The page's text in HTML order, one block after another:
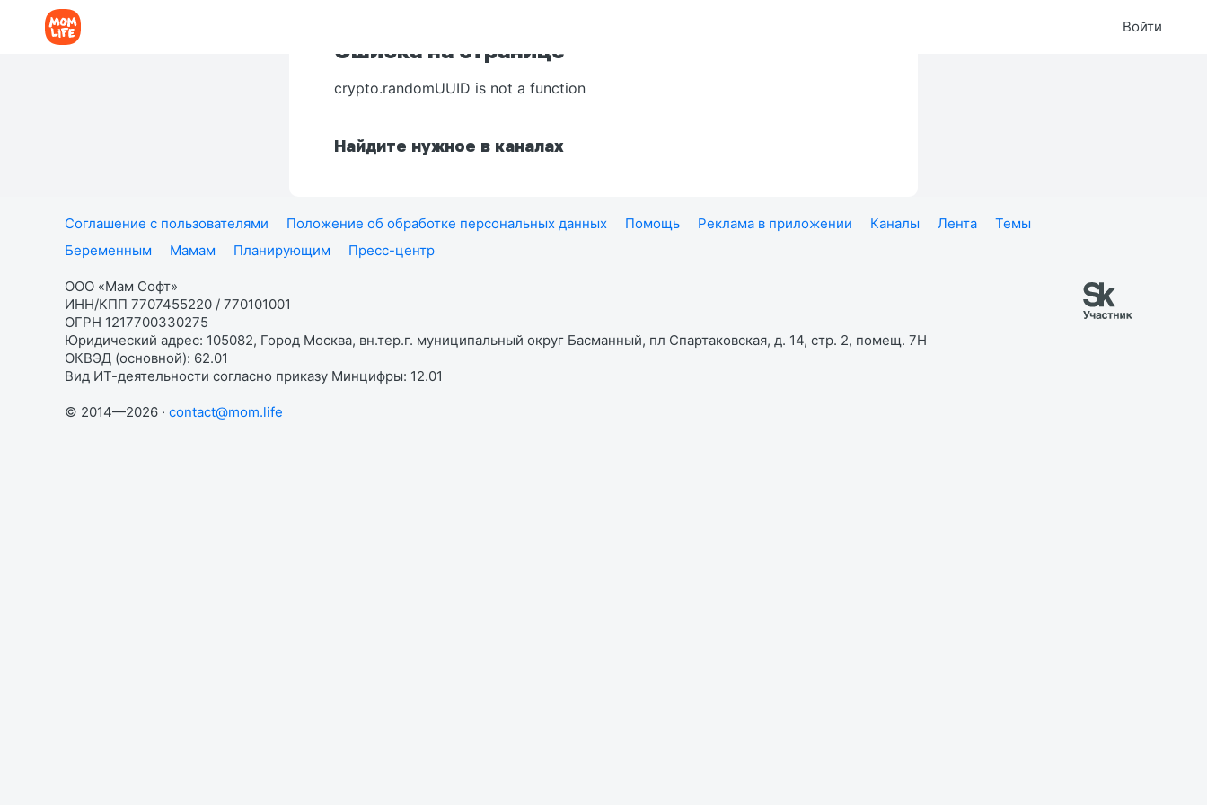
Войти
Ошибка на странице
crypto.randomUUID is not a function
Найдите нужное в каналах
Соглашение с пользователями Положение об обработке персональных данных Помощь Реклама в приложении Каналы Лента
Темы
Беременным
Мамам Планирующим Пресс-центр
ООО «Мам Софт»
ИНН/КПП 7707455220 / 770101001
ОГРН 1217700330275
Юридический адрес: 105082, Город Москва, вн.тер.г. муниципальный округ Басманный, пл Спартаковская, д. 14, стр. 2, помещ. 7Н
ОКВЭД (основной): 62.01
Вид ИТ-деятельности согласно приказу Минцифры: 12.01
© 2014—2026 · contact@mom.life